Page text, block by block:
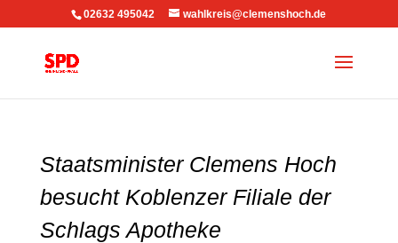
02632 495042 wahlkreis@clemenshoch.de
Staatsminister Clemens Hoch
besucht Koblenzer Filiale der
Schlags Apotheke